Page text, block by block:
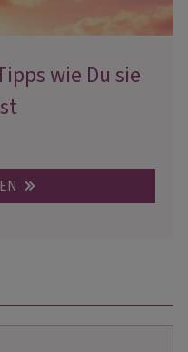
wie Du sie